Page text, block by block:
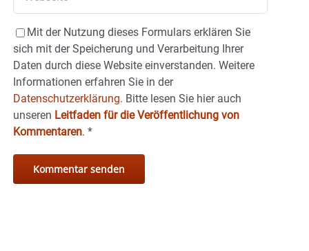
Mit der Nutzung dieses Formulars erklären Sie
sich mit der Speicherung und Verarbeitung Ihrer
Daten durch diese Website einverstanden. Weitere
Informationen erfahren Sie in der
Datenschutzerklärung. Bitte lesen Sie hier auch
unseren Leitfaden für die Veröffentlichung von
Kommentaren. *